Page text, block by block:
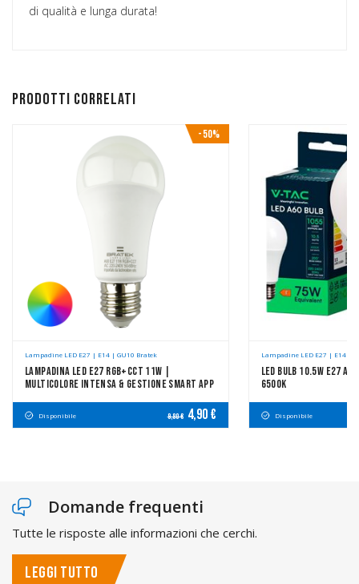
di qualità e lunga durata!
Prodotti correlati
Lampadine LED E27 | E14 | GU10 Bratek
Lampadina LED E27 RGB+CCT 11W |
Multicolore Intensa & Gestione Smart App
Disponibile 9,80 €
-50%
4,90 €
Lampadine LED E27 | E14 |
LED Bulb 10.5W E27
6500K
Disponibile
Domande frequenti
Tutte le risposte alle informazioni che cerchi.
LEGGI TUTTO